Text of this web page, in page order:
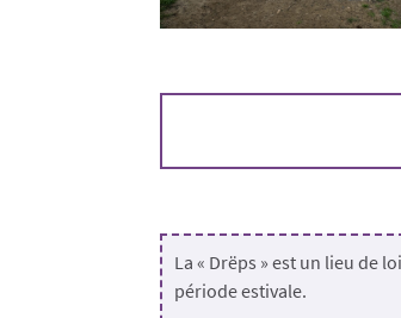
La « Drëps » est un lieu de
période estivale.